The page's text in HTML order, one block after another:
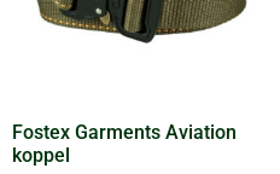
Fostex Garments Aviation
koppel